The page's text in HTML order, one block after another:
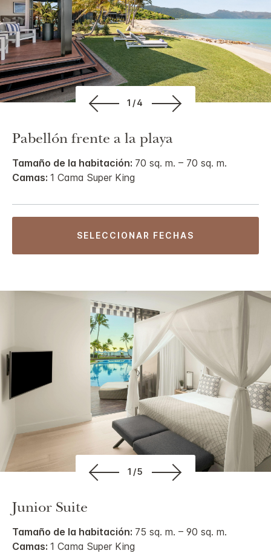
1/4
Pabellón frente a la playa
Tamaño de la habitación: 70 sq. m. – 70 sq. m.
Camas: 1 Cama Super King
SELECCIONAR FECHAS
1/5
Junior Suite
Tamaño de la habitación: 75 sq. m. – 90 sq. m.
Camas: 1 Cama Super King